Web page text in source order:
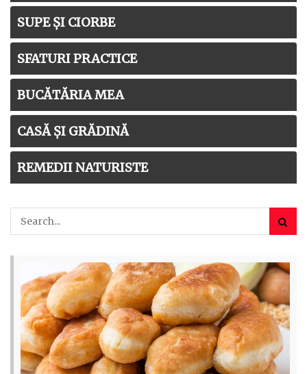
SUPE ȘI CIORBE
SFATURI PRACTICE
BUCĂTĂRIA MEA
CASĂ ȘI GRĂDINĂ
REMEDII NATURISTE